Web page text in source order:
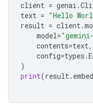
client = genai .
text = "Hello
result = client.
model=
contents=text,
config=types .
)
print(result.